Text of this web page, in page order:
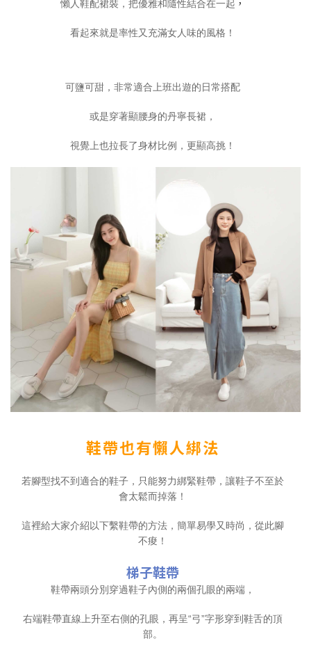
懶人鞋配裙裝，把優雅和隨性結合在一起 ，
看起來就是率性又充滿女人味的風格！
可鹽可甜，非常適合上班出遊的日常搭配
或是穿著顯腰身的丹寧長裙，
視覺上也拉長了身材比例，更顯高挑！
鞋帶也有懶人綁法
若腳型找不到適合的鞋子，只能努力綁緊鞋帶，讓鞋子不至於
會太鬆而掉落！
這裡給大家介紹以下繫鞋帶的方法，簡單易學又時尚，從此腳
不痠！
梯子鞋帶
鞋帶兩頭分別穿過鞋子內側的兩個孔眼的兩端，
右端鞋帶直線上升至右側的孔眼，再呈“弓”字形穿到鞋舌的頂
部。